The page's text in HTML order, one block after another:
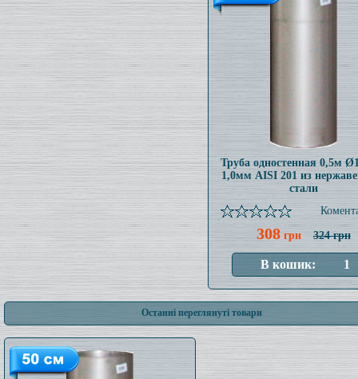
Труба одностенная 0,5м
1,0мм AISI 201 из
стали
308 грн 324 грн
Останні переглянуті товари